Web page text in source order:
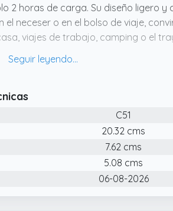
2 horas de carga. Su diseño ligero
neceser o en el bolso de viaje,
viajes de trabajo, camping o el
Este COSLUS C50 irrigador dental
encías.
360°:​ COSLUS C50 irrigador bucal
placa y restos de comida, 1
periodontales destinada a quienes
multifuncionales lo hacen
para viajes.
C51
20.32 cms
7.62 cms
5.08 cms
06-08-2026